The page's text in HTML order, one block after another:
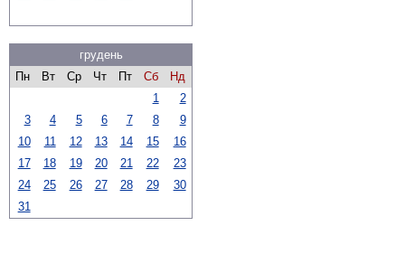
грудень
Пн
Вт Ср Чт Пт Сб
Нд
1
2
3
4 5 6 7 8
9
10
11 12 13 14 15
16
17
18 19 20 21 22
23
24
25 26 27 28 29
30
31